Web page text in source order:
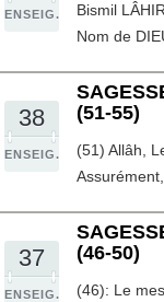
ENSEIG.
Bismil
Nom de
38
ENSEIG.
(51-55)
(51) Allâh,
Assurément,
37
ENSEIG.
(46-50)
(46): Le